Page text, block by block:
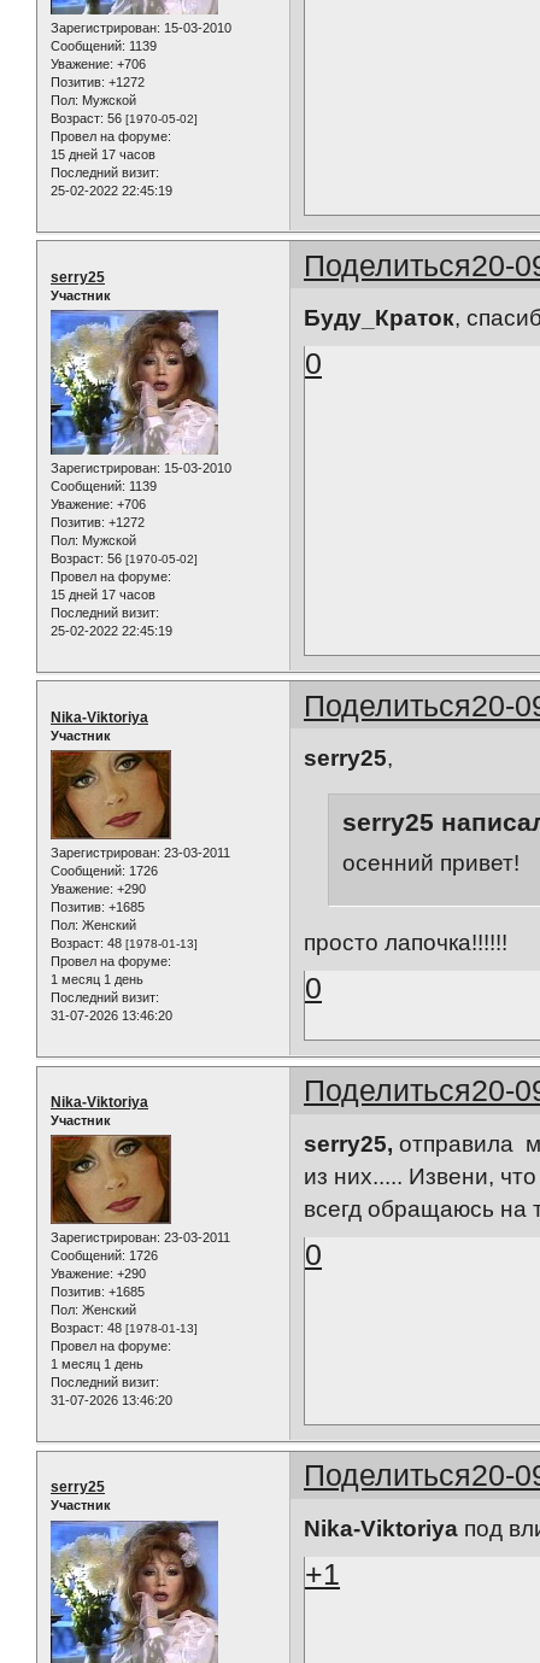
Зарегистрирован: 15-03-2010
Сообщений: 1139
Уважение: +706
Позитив: +1272
Пол: Мужской
Возраст: 56 [1970-05-02]
Провел на форуме:
15 дней 17 часов
Последний визит:
25-02-2022 22:45:19
Поделиться20-
serry25
Участник
Зарегистрирован: 15-03-2010
Сообщений: 1139
Уважение: +706
Позитив: +1272
Пол: Мужской
Возраст: 56 [1970-05-02]
Провел на форуме:
15 дней 17 часов
Последний визит:
25-02-2022 22:45:19
Буду_Краток,
0
Поделиться20-
Nika-Viktoriya
Участник
Зарегистрирован: 23-03-2011
Сообщений: 1726
Уважение: +290
Позитив: +1685
Пол: Женский
Возраст: 48 [1978-01-13]
Провел на форуме:
1 месяц 1 день
Последний визит:
31-07-2026 13:46:20
serry25,
serry25
осенний привет!
просто лапочка!!!!!!
0
Поделиться20-
Nika-Viktoriya
Участник
Зарегистрирован: 23-03-2011
Сообщений: 1726
Уважение: +290
Позитив: +1685
Пол: Женский
Возраст: 48 [1978-01-13]
Провел на форуме:
1 месяц 1 день
Последний визит:
31-07-2026 13:46:20
serry25, отправила
из них..... Извени,
всегд обращаюсь на
0
Поделиться20-
serry25
Участник
Nika-Viktoriya под
+1